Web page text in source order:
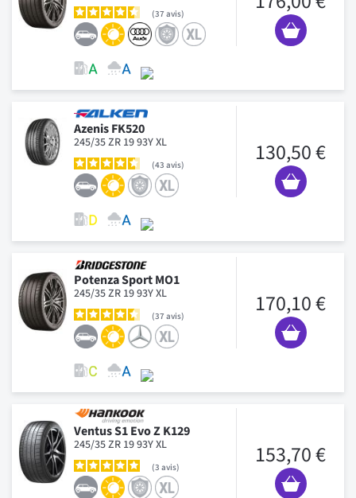
37 avis
Azenis FK520
245/35 ZR 19 93Y XL
43 avis 130,50 €
Potenza Sport MO1
245/35 ZR 19 93Y XL
37 avis 170,10 €
Ventus S1 Evo Z K129
245/35 ZR 19 93Y XL
3 avis 153,70 €